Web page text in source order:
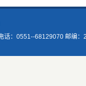
话：0551--68129070 邮编